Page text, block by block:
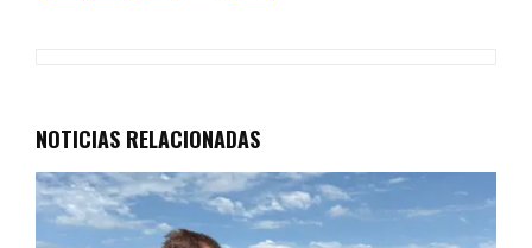
o
o
k
A
p
p
tir
NOTICIAS RELACIONADAS